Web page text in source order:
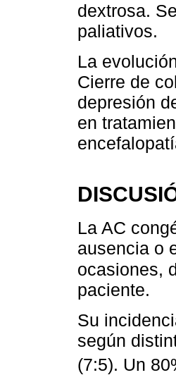
dextrosa.
paliativos.
La
Cierre de
depresión
en
La AC
ausencia o
ocasiones,
paciente.
Su
según
(7:5). Un